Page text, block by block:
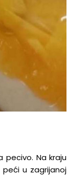
Na kraju
u zagrijanoj